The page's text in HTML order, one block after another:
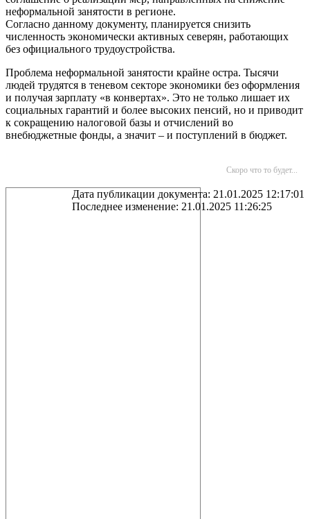
неформальной занятости в регионе.
Согласно данному документу, планируется снизить
численность экономически активных северян, работающих
без официального трудоустройства.
Проблема неформальной занятости крайне остра. Тысячи
людей трудятся в теневом секторе экономики без оформления
и получая зарплату «в конвертах». Это не только лишает их
социальных гарантий и более высоких пенсий, но и приводит
к сокращению налоговой базы и отчислений во
внебюджетные фонды, а значит – и поступлений в бюджет.
Скоро что то будет...
Дата публикации документа: 21.01.2025 12:17:01
Последнее изменение: 21.01.2025 11:26:25